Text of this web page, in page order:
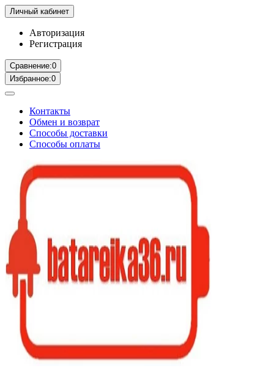
Личный кабинет
Авторизация
Регистрация
Сравнение:0
Избранное:0
Контакты
Обмен и возврат
Способы доставки
Способы оплаты